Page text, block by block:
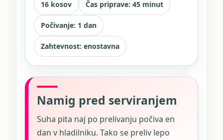
16 kosov Čas priprave: 45 minut
Počivanje: 1 dan
Zahtevnost: enostavna
Namig pred serviranjem
Suha pita naj po prelivanju počiva en
dan v hladilniku. Tako se preliv lepo